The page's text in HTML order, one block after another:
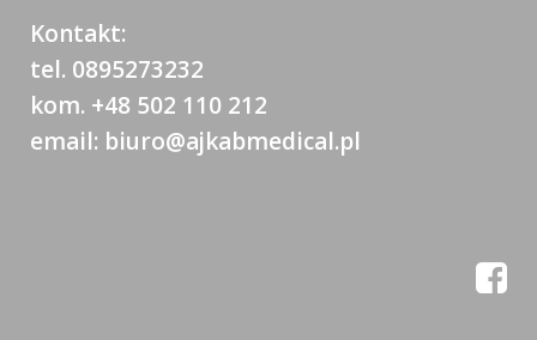
Kontakt:
tel. 0895273232
kom. +48 502 110 212
email: biuro@ajkabmedical.pl